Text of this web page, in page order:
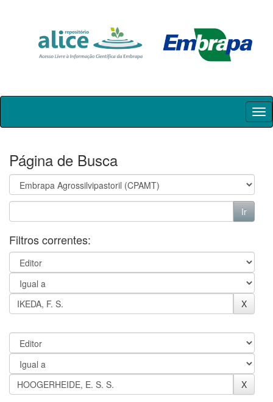
Skip
Página de Busca
Filtros correntes: